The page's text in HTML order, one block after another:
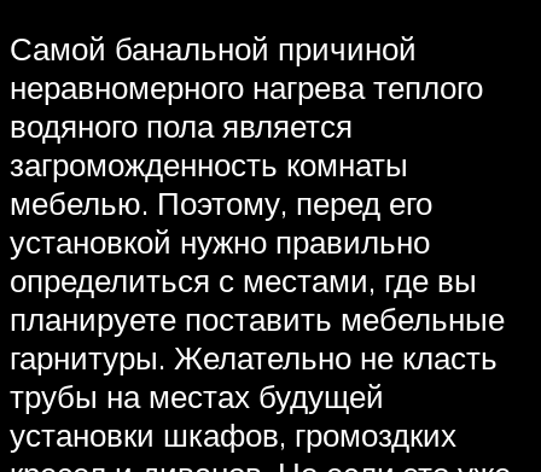
Самой банальной причиной
неравномерного нагрева теплого
водяного пола является
загроможденность комнаты
мебелью. Поэтому, перед его
установкой нужно правильно
определиться с местами, где вы
планируете поставить мебельные
гарнитуры. Желательно не класть
трубы на местах будущей
установки шкафов, громоздких